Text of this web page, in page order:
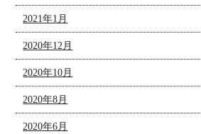
2021年1月
2020年12月
2020年10月
2020年8月
2020年6月